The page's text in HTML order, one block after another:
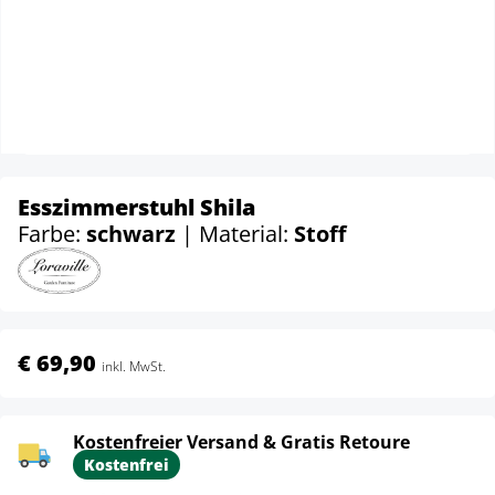
Esszimmerstuhl Shila
Farbe: schwarz | Material: Stoff
€ 69,90 inkl. MwSt.
Kostenfreier Versand & Gratis Retoure
Kostenfrei